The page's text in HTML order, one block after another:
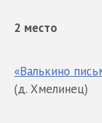
2 место
«Валькино
(д. Хмелинец)